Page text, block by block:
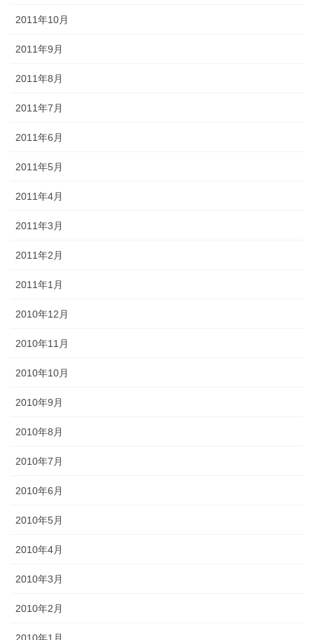
2011年10月
2011年9月
2011年8月
2011年7月
2011年6月
2011年5月
2011年4月
2011年3月
2011年2月
2011年1月
2010年12月
2010年11月
2010年10月
2010年9月
2010年8月
2010年7月
2010年6月
2010年5月
2010年4月
2010年3月
2010年2月